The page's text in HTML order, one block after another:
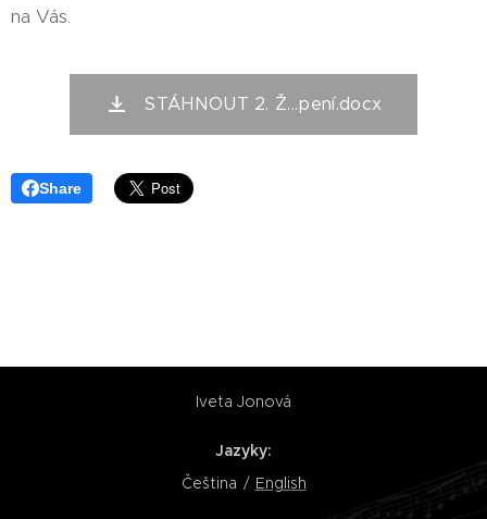
na Vás.
STÁHNOUT 2. Ž...pení.docx
Share
Iveta Jonová
Jazyky
Čeština
English